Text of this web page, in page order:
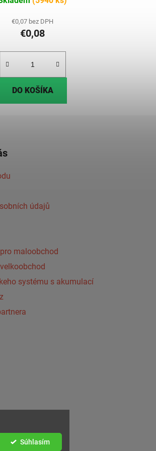
Súhlasím
€0,07 bez DPH
€0,08
DO KOŠÍKA
údajů
maloobchod
systému s akumulací